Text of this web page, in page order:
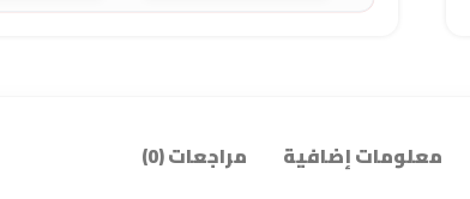
معلومات إضافية مراجعات (0)